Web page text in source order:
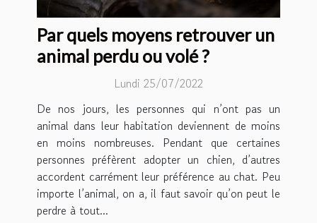
Par quels moyens retrouver un
animal perdu ou volé ?
Lundi 25/07/2022
De nos jours, les personnes qui n’ont pas un
animal dans leur habitation deviennent de moins
en moins nombreuses. Pendant que certaines
personnes préfèrent adopter un chien, d’autres
accordent carrément leur préférence au chat. Peu
importe l’animal, on a, il faut savoir qu’on peut le
perdre à tout...